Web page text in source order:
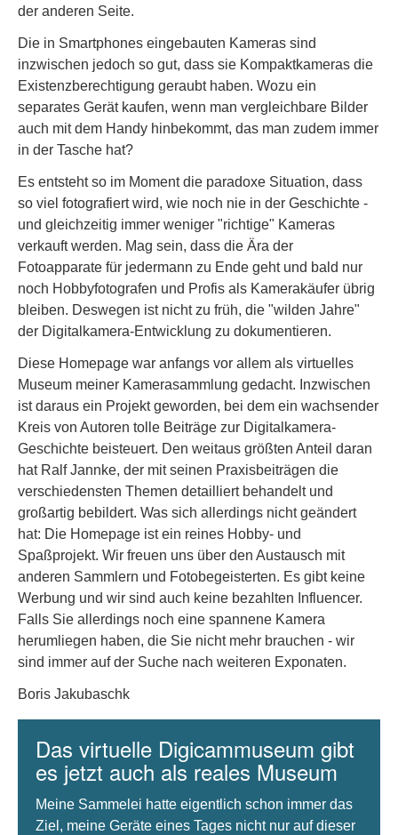
der anderen Seite.
Die in Smartphones eingebauten Kameras sind
inzwischen jedoch so gut, dass sie Kompaktkameras die
Existenzberechtigung geraubt haben. Wozu ein
separates Gerät kaufen, wenn man vergleichbare Bilder
auch mit dem Handy hinbekommt, das man zudem immer
in der Tasche hat?
Es entsteht so im Moment die paradoxe Situation, dass
so viel fotografiert wird, wie noch nie in der Geschichte -
und gleichzeitig immer weniger "richtige" Kameras
verkauft werden. Mag sein, dass die Ära der
Fotoapparate für jedermann zu Ende geht und bald nur
noch Hobbyfotografen und Profis als Kamerakäufer übrig
bleiben. Deswegen ist nicht zu früh, die "wilden Jahre"
der Digitalkamera-Entwicklung zu dokumentieren.
Diese Homepage war anfangs vor allem als virtuelles
Museum meiner Kamerasammlung gedacht. Inzwischen
ist daraus ein Projekt geworden, bei dem ein wachsender
Kreis von Autoren tolle Beiträge zur Digitalkamera-
Geschichte beisteuert. Den weitaus größten Anteil daran
hat Ralf Jannke, der mit seinen Praxisbeiträgen die
verschiedensten Themen detailliert behandelt und
großartig bebildert. Was sich allerdings nicht geändert
hat: Die Homepage ist ein reines Hobby- und
Spaßprojekt. Wir freuen uns über den Austausch mit
anderen Sammlern und Fotobegeisterten. Es gibt keine
Werbung und wir sind auch keine bezahlten Influencer.
Falls Sie allerdings noch eine spannene Kamera
herumliegen haben, die Sie nicht mehr brauchen - wir
sind immer auf der Suche nach weiteren Exponaten.
Boris Jakubaschk
Das virtuelle Digicammuseum gibt
es jetzt auch als reales Museum
Meine Sammelei hatte eigentlich schon immer das
Ziel, meine Geräte eines Tages nicht nur auf dieser